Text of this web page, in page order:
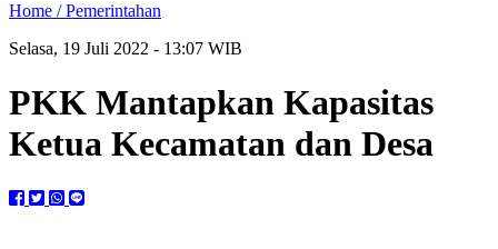
Home /Pemerintahan
Selasa, 19 Juli 2022 - 13:07 WIB
PKK Mantapkan Kapasitas
Ketua Kecamatan dan Desa